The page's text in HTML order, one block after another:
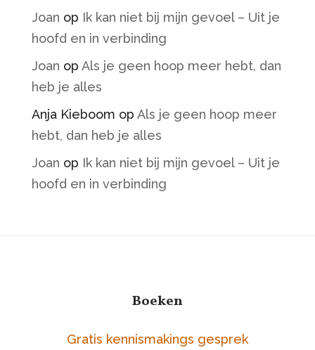
Joan op Ik kan niet bij mijn gevoel – Uit je
hoofd en in verbinding
Joan op Als je geen hoop meer hebt, dan
heb je alles
Anja Kieboom op Als je geen hoop meer
hebt, dan heb je alles
Joan op Ik kan niet bij mijn gevoel – Uit je
hoofd en in verbinding
Boeken
Gratis kennismakings gesprek